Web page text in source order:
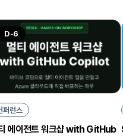
D-6
퍼런스
에이전트 워크샵 with GitHub